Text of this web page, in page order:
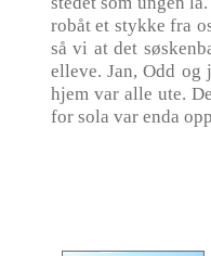
robåt et stykke fra
så vi atdet
elleve. Jan, Odd og
hjem var alle ute.
for sola var enda